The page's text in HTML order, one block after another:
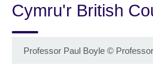
Cymru'r British
Professor Paul Boyle ©